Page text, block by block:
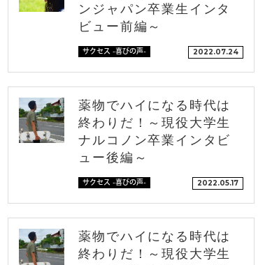
ンジャパン卒業生インタ
ビュー前編～
サクセス -喜びの声- 2022.07.24
薬物でハイになる時代は
終わりだ！～現役大学生
ナルコノン卒業インタビ
ュー後編～
サクセス -喜びの声- 2022.05.17
薬物でハイになる時代は
終わりだ！～現役大学生